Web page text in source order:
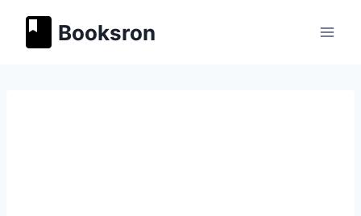
содержимому
Booksron